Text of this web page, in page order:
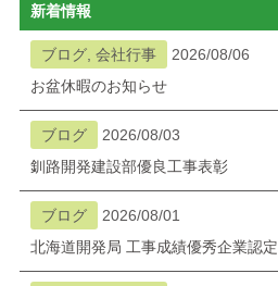
新着情報
ブログ, 会社行事
2026/08/06
お盆休暇のお知らせ
ブログ
2026/08/03
釧路開発建設部優良工事表彰
ブログ
2026/08/01
北海道開発局 工事成績優秀企業認定